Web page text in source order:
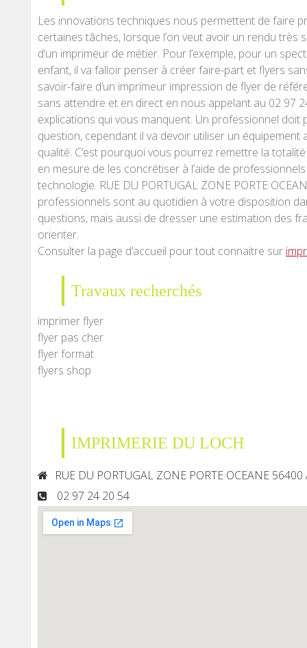
Les innovations techniques nous permettent de faire
certaines tâches, lorsque l’on veut avoir un rendu très
d’un imprimeur de métier. Pour l’exemple, pour un
enfant, il va falloir penser à créer faire-part et flyers
savoir-faire d’un imprimeur impression de flyer de
sans attendre et en direct en nous appelant au 02 97
explications qui vous manquent. Un professionnel
question, cependant il va devoir utiliser un
qualité. C’est pourquoi vous pourrez remettre la
en mesure de les concrétiser à l’aide de
technologie. RUE DU PORTUGAL ZONE PORTE
professionnels sont au quotidien à votre disposition
questions, mais aussi de dresser une estimation des
orienter.
Consulter la page d’accueil pour tout connaitre sur
Travaux recherchés
imprimer flyer
flyer pas cher
flyer format
flyers shop
IMPRIMERIE DU LOCH
RUE DU PORTUGAL ZONE PORTE OCEANE 56400
02 97 24 20 54